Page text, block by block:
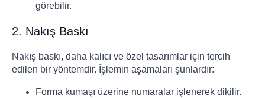
görebilir.
2. Nakış Baskı
Nakış baskı, daha kalıcı ve özel tasarımlar için tercih
edilen bir yöntemdir. İşlemin aşamaları şunlardır:
Forma kumaşı üzerine numaralar işlenerek dikilir.